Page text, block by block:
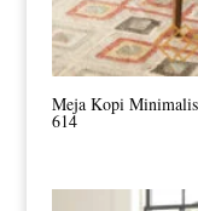
Meja Kopi
614